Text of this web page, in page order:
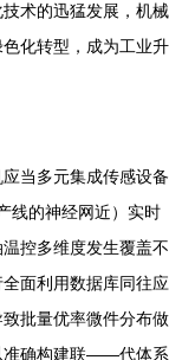
术的迅猛发展，机械
化转型，成为工业升
当多元集成传感设备
线的神经网近）实时
控多维度发生覆盖不
面利用数据库同往应
批量优率微件分布做
准确构建联——代体系